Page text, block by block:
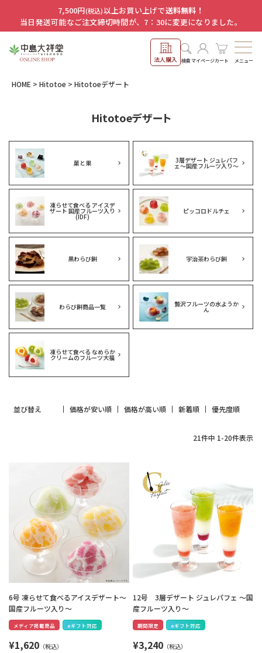
7,500円(税込)以上お買い上げで送料無料！
当日発送可能なご注文締切時間が、7：30に変更になりました。
法人購入 検索マイページカート メニュー
HOME Hitotoe Hitotoeデザート
Hitotoeデザート
菓と果 3層デザート ジュレパフ
ェ～国産フルーツ入り～
凍らせて食べる アイスデ
ザート 国産フルーツ入り
(IDF)
ピッコロドルチェ
黒わらび餅 宇治茶わらび餅
わらび餅商品一覧 贅沢フルーツの水ようか
ん
凍らせて食べる なめらか
クリームのフルーツ大福
並び替え 価格が安い順 価格が高い順 新着順 優先度順
21件中 1-20件表示
6号 凍らせて食べるアイスデザート～
国産フルーツ入り～
メディア掲載商品 eギフト対応
¥1,620
12号 3層デザート ジュレパフェ ～国
産フルーツ入り～
期間限定 eギフト対応
¥3,240